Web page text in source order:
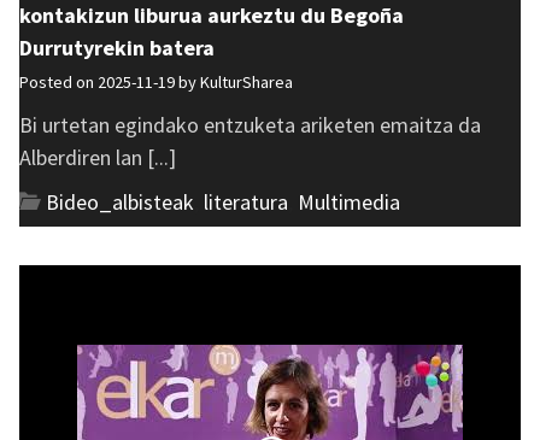
kontakizun liburua aurkeztu du Begoña
Durrutyrekin batera
Posted on 2025-11-19 byKulturSharea
Bi urtetan egindako entzuketa ariketen emaitza da
Alberdiren lan [...]
Bideo_albisteak literatura Multimedia